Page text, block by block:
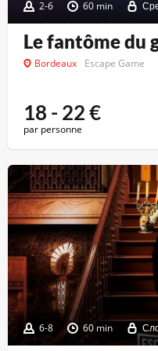
2-6 60 min
Le fantôme du
Bordeaux Escape Game
18 - 22€
par personne
6-8 60 min